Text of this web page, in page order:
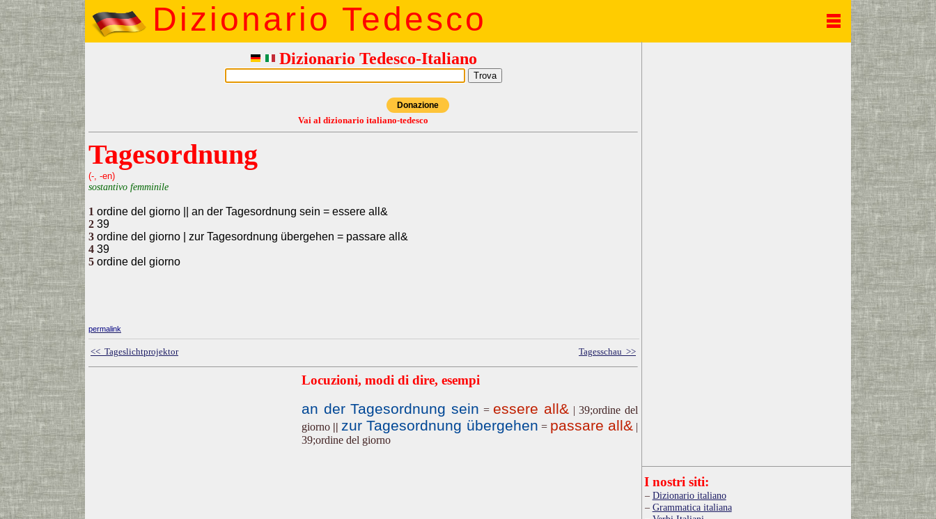
Dizionario Tedesco
Dizionario Tedesco-Italiano
Donazione
Vai al dizionario italiano-tedesco
Tagesordnung
(-, -en)
sostantivo femminile
1 ordine del giorno || an der Tagesordnung sein = essere all&
2 39
3 ordine del giorno | zur Tagesordnung übergehen = passare all&
4 39
5 ordine del giorno
permalink
<< Tageslichtprojektor Tagesschau >>
Locuzioni, modi di dire, esempi
an der Tagesordnung sein = essere all& |39;ordine del
giorno || zur Tagesordnung übergehen = passare all&|
39;ordine del giorno
I nostri siti:
Dizionario italiano
Grammatica italiana